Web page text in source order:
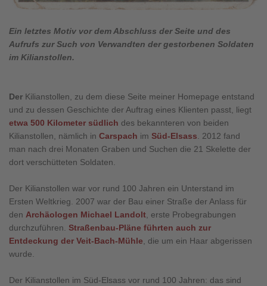
Ein letztes Motiv vor dem Abschluss der Seite und des
Aufrufs zur Such von Verwandten der gestorbenen Soldaten
im Kilianstollen.
Der Kilianstollen, zu dem diese Seite meiner Homepage entstand
und zu dessen Geschichte der Auftrag eines Klienten passt, liegt
etwa 500 Kilometer südlich des bekannteren von beiden
Kilianstollen, nämlich in Carspach im Süd-Elsass . 2012 fand
man nach drei Monaten Graben und Suchen die 21 Skelette der
dort verschütteten Soldaten.
Der Kilianstollen war vor rund 100 Jahren ein Unterstand im
Ersten Weltkrieg. 2007 war der Bau einer Straße der Anlass für
den Archäologen Michael Landolt , erste Probegrabungen
durchzuführen. Straßenbau-Pläne führten auch zur
Entdeckung der Veit-Bach-Mühle , die um ein Haar abgerissen
wurde.
Der Kilianstollen im Süd-Elsass vor rund 100 Jahren: das sind